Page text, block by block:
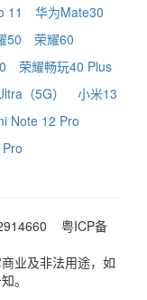
11
华为Mate30
50
荣耀60
荣耀畅玩40 Plus
（5G）
小米13
Note 12 Pro
粤ICP备
业及非法用途，如
。